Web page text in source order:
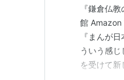
『鎌倉仏
館 Amazon
『まんが
ういう感
を受けて